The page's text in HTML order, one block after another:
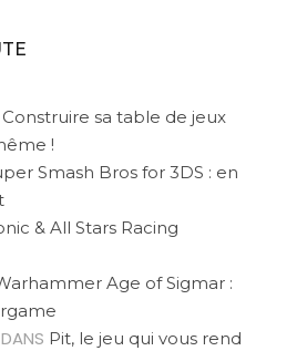
Construire sa table de jeux
!
Smash Bros for 3DS : en
& All Stars Racing
Age of Sigmar :
DANS Pit, le jeu qui vous rend